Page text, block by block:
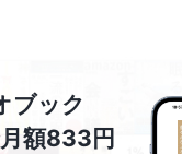
ブック
額833円